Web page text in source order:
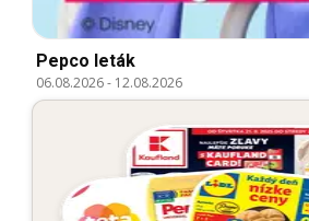
Pepco leták
06.08.2026- 12.08.2026